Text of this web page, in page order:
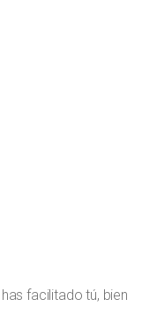
facilitado tú, bien